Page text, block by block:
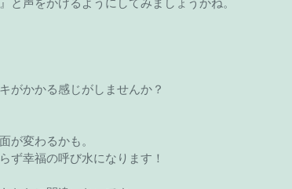
と声をかけるようにしてみましょうかね。
がかかる感じがしませんか？
が変わるかも。
ず幸福の呼び水になります！